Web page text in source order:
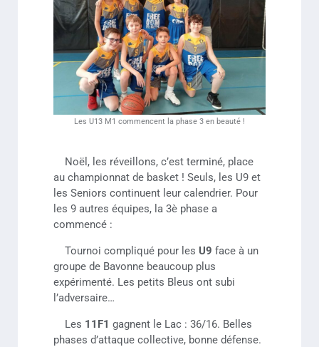
Les U13 M1 commencent la phase 3 en beauté !
Noël, les réveillons, c’est terminé, place
au championnat de basket ! Seuls, les U9 et
les Seniors continuent leur calendrier. Pour
les 9 autres équipes, la 3è phase a
commencé :
Tournoi compliqué pour les U9 face à un
groupe de Bavonne beaucoup plus
expérimenté. Les petits Bleus ont subi
l’adversaire…
Les 11F1 gagnent le Lac : 36/16. Belles
phases d’attaque collective, bonne défense.